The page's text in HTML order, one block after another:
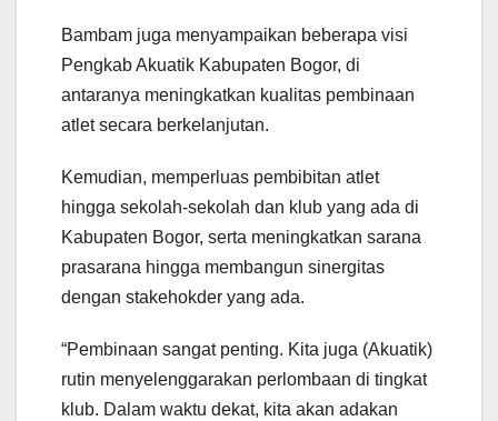
Bambam juga menyampaikan beberapa visi
Pengkab Akuatik Kabupaten Bogor, di
antaranya meningkatkan kualitas pembinaan
atlet secara berkelanjutan.
Kemudian, memperluas pembibitan atlet
hingga sekolah-sekolah dan klub yang ada di
Kabupaten Bogor, serta meningkatkan sarana
prasarana hingga membangun sinergitas
dengan stakehokder yang ada.
“Pembinaan sangat penting. Kita juga (Akuatik)
rutin menyelenggarakan perlombaan di tingkat
klub. Dalam waktu dekat, kita akan adakan